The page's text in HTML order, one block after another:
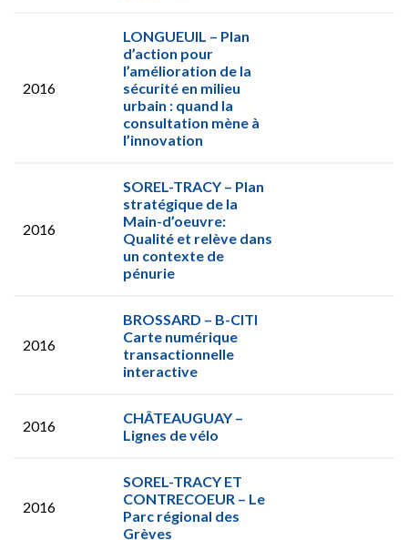
2016
LONGUEUIL – Plan
d’action pour
l’amélioration de la
sécurité en milieu
urbain : quand la
consultation mène à
l’innovation
2016
SOREL-TRACY – Plan
stratégique de la
Main-d’oeuvre:
Qualité et relève dans
un contexte de
pénurie
2016
BROSSARD – B-CITI
Carte numérique
transactionnelle
interactive
2016
CHÂTEAUGUAY –
Lignes de vélo
2016
SOREL-TRACY ET
CONTRECOEUR – Le
Parc régional des
Grèves